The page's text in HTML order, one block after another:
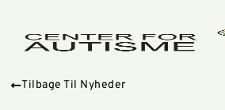
Tilbage Til Nyheder